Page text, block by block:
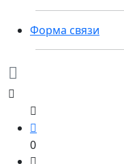
Форма связи
0